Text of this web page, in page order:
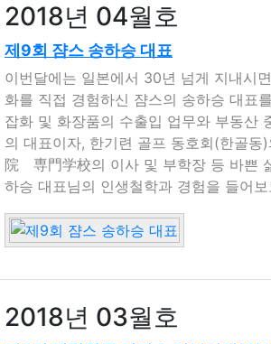
2018년 04월호
제9회 쟘스 송하승 대표
이번달에는 일본에서 30년 넘게 지내시
화를 직접 경험하신 쟘스의 송하승 대표
잡화 및 화장품의 수출입 업무와 부동산
의 대표이자, 한기련 골프 동호회(한골동
院 専門学校의 이사 및 부학장 등 바쁜
하승 대표님의 인생철학과 경험을 들어
2018년 03월호